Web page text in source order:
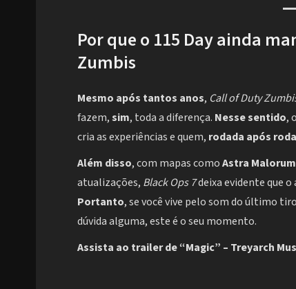
Por que o 115 Day ainda
Zumbis
Mesmo após tantos anos, Call of Duty
fazem,sim, toda a diferença. Nesse sentido,
cria as experiências e quem, rodada após
Além disso, com mapas comoAstra Malorum
atualizações, Black Ops 7deixa evidente que
Portanto, se você vive pelo som do último
dúvida alguma, este é o seu momento.
Assista ao trailer de “Magic” – Treyarch